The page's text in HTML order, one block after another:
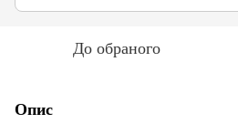
До обраного
Опис